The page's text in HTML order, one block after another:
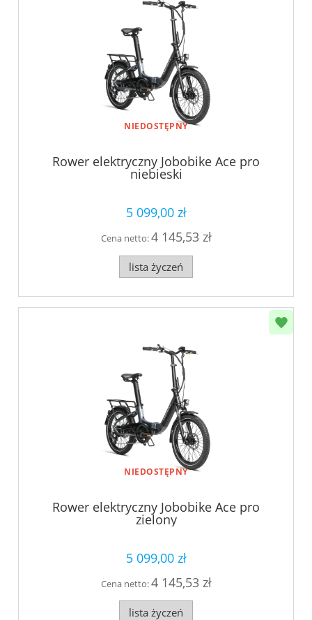
NIEDOSTĘPNY
Rower elektryczny Jobobike Ace pro
niebieski
5 099,00 zł
Cena netto:4 145,53 zł
lista życzeń
NIEDOSTĘPNY
Rower elektryczny Jobobike Ace pro
zielony
5 099,00 zł
Cena netto:4 145,53 zł
lista życzeń